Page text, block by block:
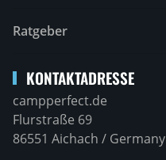
Ratgeber
KONTAKTADRESSE
campperfect.de
Flurstraße 69
86551 Aichach / Germany